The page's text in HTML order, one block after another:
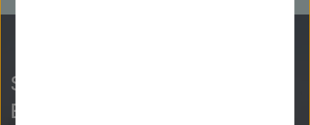
So neugierig wie wir?
Entdecken Sie mehr.